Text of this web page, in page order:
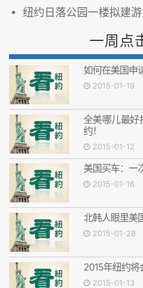
纽约日落公园一楼拟建游民收
一周点
如何在美国申
2015-01-19
全美哪儿最好
约！
2015-01-12
美国买车：一
2015-01-16
北韩人眼里美
2015-01-28
2015年纽约将
2015-01-13